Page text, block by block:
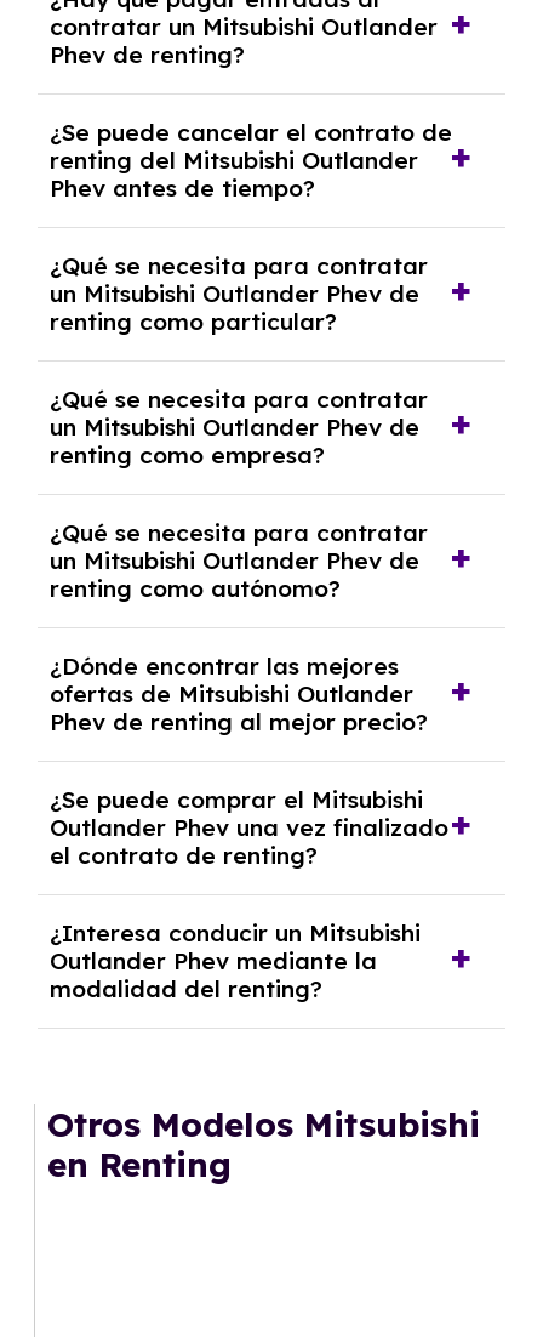
Mitsubishi Outlander Phev con el seguro a
todo riesgo sin franquicia incluido dentro de
las cuotas mensuales.
contratar un Mitsubishi Outlander
Phev de renting?
tendrás que pagar ningún tipo de entrada
salvo en casos que lo exija el proveedor
debido al resultado del estudio de viabilidad
económica.
¿Se puede cancelar el contrato de
renting del Mitsubishi Outlander
Phev antes de tiempo?
pero puede haber penalizaciones por
cancelación anticipada. Es importante revisar
las condiciones del contrato y hablar con un
experto que te asesore.
¿Qué se necesita para contratar
un Mitsubishi Outlander Phev de
renting como particular?
y, en algunos casos, una consulta de solvencia
crediticia y un pago inicial.
¿Qué se necesita para contratar
un Mitsubishi Outlander Phev de
renting como empresa?
documentación financiera y, en algunos
casos, un informe de solvencia de la empresa
y un pago inicial.
¿Qué se necesita para contratar
un Mitsubishi Outlander Phev de
renting como autónomo?
autónomos, justificante de ingresos y, en
algunos casos, un informe fiscal y un pago
inicial.
¿Dónde encontrar las mejores
ofertas de Mitsubishi Outlander
Phev de renting al mejor precio?
mejores ofertas de vehículos de renting con
todos los gastos incluidos y sin pagar
entradas.
¿Se puede comprar el Mitsubishi
Outlander Phev una vez finalizado
el contrato de renting?
renting se puede adquirir el coche. En este
caso tendrán que analizar los años, la
cantidad de kilómetros recorridos y el coste
del mercado actual.
¿Interesa conducir un Mitsubishi
Outlander Phev mediante la
modalidad del renting?
gusta cambiar de coche cada pocos años.
Otros Modelos Mitsubishi
en Renting